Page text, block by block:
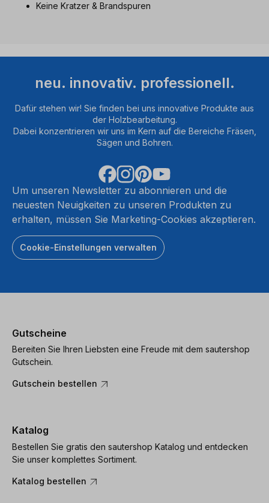
Keine Kratzer & Brandspuren
neu. innovativ. professionell.
Dafür stehen wir! Sie finden bei uns innovative Produkte aus
der Holzbearbeitung.
Dabei konzentrieren wir uns im Kern auf die Bereiche Fräsen,
Sägen und Bohren.
Um unseren Newsletter zu abonnieren und die
neuesten Neuigkeiten zu unseren Produkten zu
erhalten, müssen Sie Marketing-Cookies akzeptieren.
Cookie-Einstellungen verwalten
Gutscheine
Bereiten Sie Ihren Liebsten eine Freude mit dem sautershop
Gutschein.
Gutschein bestellen
Katalog
Bestellen Sie gratis den sautershop Katalog und entdecken
Sie unser komplettes Sortiment.
Katalog bestellen